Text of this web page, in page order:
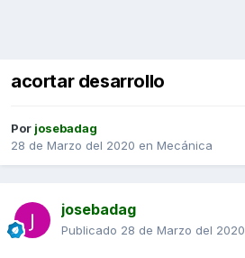
acortar desarrollo
Por josebadag
28 de Marzo del 2020 en Mecánica
josebadag
Publicado 28 de Marzo del 2020